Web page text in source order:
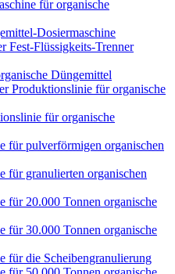
für organische
Dosiermaschine
Fest-Flüssigkeits-Trenner
Düngemittel
Produktionslinie für organische
für organische
für pulverförmigen organischen
für granulierten organischen
für 20.000 Tonnen organische
für 30.000 Tonnen organische
für die Scheibengranulierung